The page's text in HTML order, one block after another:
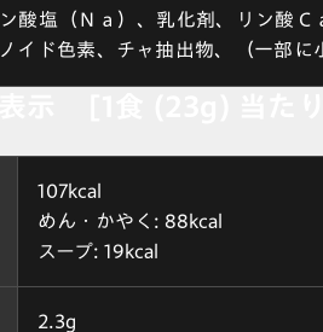
酸塩（Ｎａ）、乳化剤、リン酸
イド色素、チャ抽出物、（一部
107kcal
めん・かやく: 88kcal
スープ: 19kcal
2.3g